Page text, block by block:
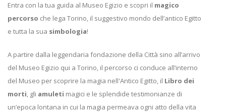
Entra con la tua guida al Museo Egizio e scopri il magico
percorso che lega Torino, il suggestivo mondo dell’antico Egitto
e tutta la sua simbologia!
A partire dalla leggendaria fondazione della Città sino all’arrivo
del Museo Egizio qui a Torino, il percorso ci conduce all’interno
del Museo per scoprire la magia nell'Antico Egitto, il Libro dei
morti, gli amuleti magici e le splendide testimonianze di
un’epoca lontana in cui la magia permeava ogni atto della vita